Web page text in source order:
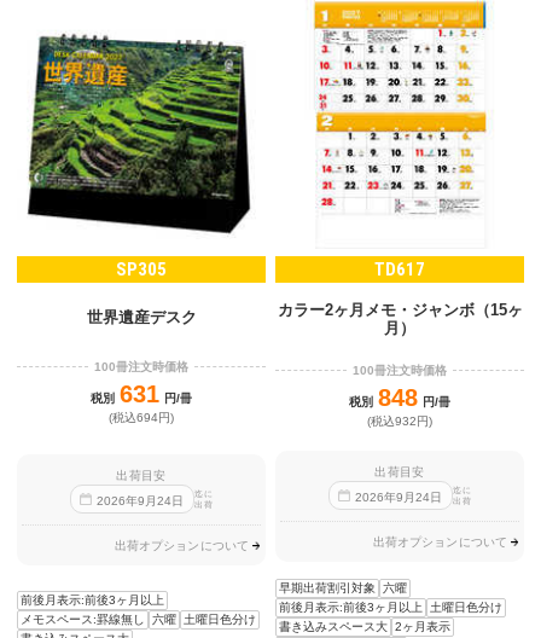
SP305
世界遺産デスク
100冊注文時価格
税別 631 円/冊
(税込694円)
出荷目安
2026年9 月24日
迄に
出荷
出荷オプションについて
前後月表示:前後3ヶ月以上
メモスペース:罫線無し
六曜
土曜日色分け
TD617
カラー2ヶ月メモ・ジャンボ（15ヶ
月）
100冊注文時価格
税別 848 円/冊
(税込932円)
出荷目安
2026年9 月24日
迄に
出荷
出荷オプションについて
早期出荷割引対象
六曜
前後月表示:前後3ヶ月以上
土曜日色分け
書き込みスペース大 2ヶ月表示